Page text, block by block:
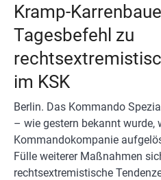
Kramp-
Tagesbefehl zu
im KSK
Berlin. Das Kommando
– wie gestern bekannt wurde,
Kommandokompanie
Fülle weiterer Maßnahmen
rechtsextremistische